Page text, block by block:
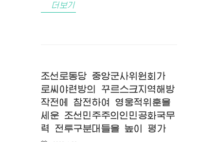
더보기
조선로동당 중앙군사위원회가
로씨야련방의 꾸르스크지역해방
작전에 참전하여 영웅적위훈을
세운 조선민주주의인민공화국무
력 전투구분대들을 높이 평가